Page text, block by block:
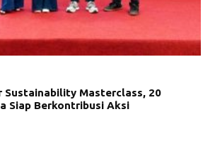
Sustainability Masterclass, 20
Siap Berkontribusi Aksi